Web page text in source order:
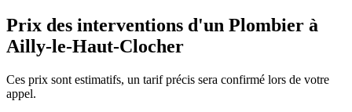
Prix des interventions d'un Plombier à
Ailly-le-Haut-Clocher
Ces prix sont estimatifs, un tarif précis sera confirmé lors de votre
appel.